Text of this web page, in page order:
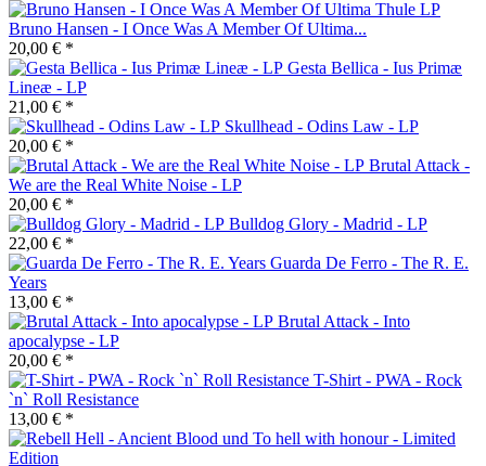
Bruno Hansen - I Once Was A Member Of Ultima...
20,00 € *
Gesta Bellica - Ius Primæ
Lineæ - LP
21,00 € *
Skullhead - Odins Law - LP
20,00 € *
Brutal Attack -
We are the Real White Noise - LP
20,00 € *
Bulldog Glory - Madrid - LP
22,00 € *
Guarda De Ferro - The R. E.
Years
13,00 € *
Brutal Attack - Into
apocalypse - LP
20,00 € *
T-Shirt - PWA - Rock
`n` Roll Resistance
13,00 € *